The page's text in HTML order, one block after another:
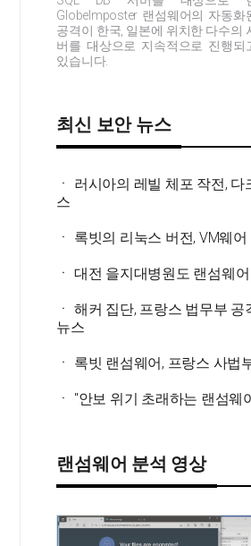
GlobeImposter 랜섬웨어의 자동화
공격이 한국, 일본에 위치한 다수의
버를 대상으로 지속적으로 진행되
있습니다.
최신 보안 뉴스
ㆍ 러시아의 레빌 체포 작전,
스
ㆍ 록빗의 리눅스 버전, VM웨
ㆍ 대전 을지대병원도 랜섬웨
ㆍ 해커 집단, 프랑스 법무부
뉴스
ㆍ 록빗 랜섬웨어, 프랑스 사
ㆍ "안보 위기 초래하는 랜섬
랜섬웨어 분석 영상